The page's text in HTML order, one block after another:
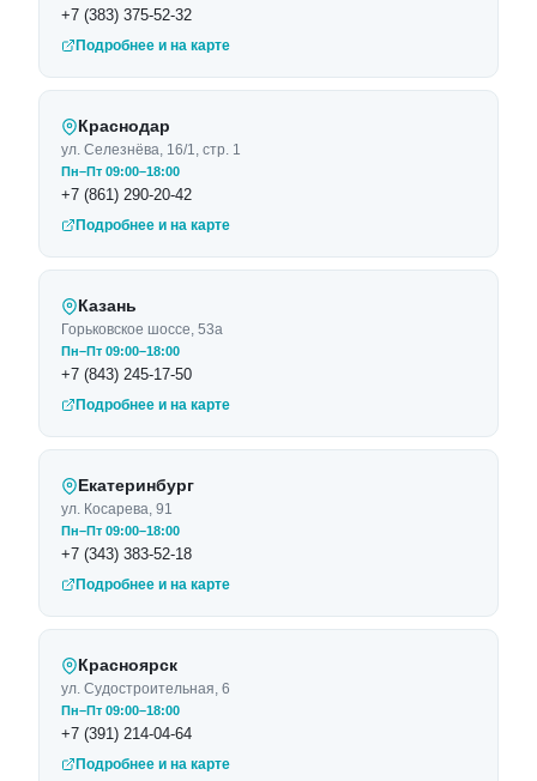
+7 (383) 375-52-32
Подробнее и на карте
Краснодар
ул. Селезнёва, 16/1, стр. 1
Пн–Пт 09:00–18:00
+7 (861) 290-20-42
Подробнее и на карте
Казань
Горьковское шоссе, 53а
Пн–Пт 09:00–18:00
+7 (843) 245-17-50
Подробнее и на карте
Екатеринбург
ул. Косарева, 91
Пн–Пт 09:00–18:00
+7 (343) 383-52-18
Подробнее и на карте
Красноярск
ул. Судостроительная, 6
Пн–Пт 09:00–18:00
+7 (391) 214-04-64
Подробнее и на карте